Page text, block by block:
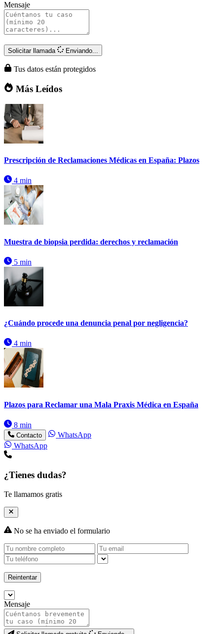
Mensaje
Solicitar llamada Enviando...
Tus datos están protegidos
Más Leídos
Prescripción de Reclamaciones Médicas en España: Plazos
4 min
Muestra de biopsia perdida: derechos y reclamación
5 min
¿Cuándo procede una denuncia penal por negligencia?
4 min
Plazos para Reclamar una Mala Praxis Médica en España
8 min
Contacto
WhatsApp
WhatsApp
¿Tienes dudas?
Te llamamos gratis
No se ha enviado el formulario
Reintentar
Mensaje